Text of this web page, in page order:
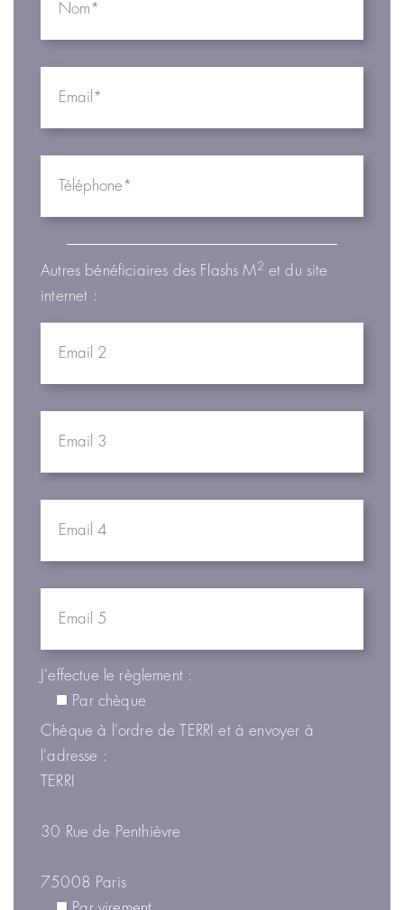
Autres bénéficiaires des Flashs M2 et du site
internet :
J'effectue le règlement :
Par chèque
Chèque à l'ordre de TERRI et à envoyer à
l'adresse :
TERRI
30 Rue de Penthièvre
75008 Paris